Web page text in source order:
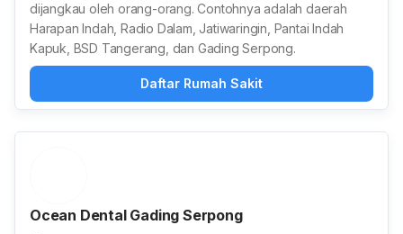
dijangkau oleh orang-orang. Contohnya adalah daerah
Harapan Indah, Radio Dalam, Jatiwaringin, Pantai Indah
Kapuk, BSD Tangerang, dan Gading Serpong.
Daftar Rumah Sakit
Ocean Dental Gading Serpong